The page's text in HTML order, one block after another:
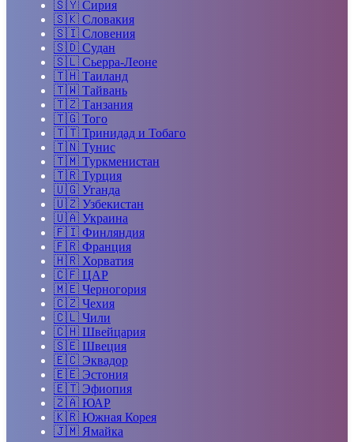
🇸🇾 Сирия
🇸🇰 Словакия
🇸🇮 Словения
🇸🇩 Судан
🇸🇱 Сьерра-Леоне
🇹🇭 Таиланд
🇹🇼 Тайвань
🇹🇿 Танзания
🇹🇬 Того
🇹🇹 Тринидад и Тобаго
🇹🇳 Тунис
🇹🇲 Туркменистан
🇹🇷 Турция
🇺🇬 Уганда
🇺🇿 Узбекистан
🇺🇦 Украина
🇫🇮 Финляндия
🇫🇷 Франция
🇭🇷 Хорватия
🇨🇫 ЦАР
🇲🇪 Черногория
🇨🇿 Чехия
🇨🇱 Чили
🇨🇭 Швейцария
🇸🇪 Швеция
🇪🇨 Эквадор
🇪🇪 Эстония
🇪🇹 Эфиопия
🇿🇦 ЮАР
🇰🇷 Южная Корея
🇯🇲 Ямайка